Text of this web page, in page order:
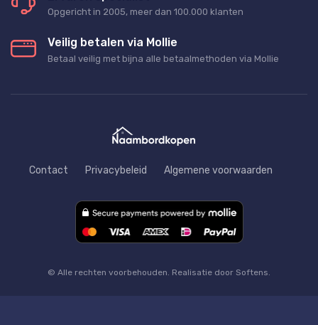
Opgericht in 2005, meer dan 100.000 klanten
Veilig betalen via Mollie
Betaal veilig met bijna alle betaalmethoden via Mollie
Contact Privacybeleid Algemene voorwaarden
© Alle rechten voorbehouden. Realisatie door Softens.